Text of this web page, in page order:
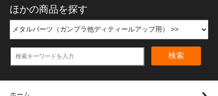
ほかの商品を探す
検索